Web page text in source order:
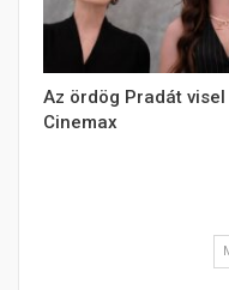
Az ördög Pradát visel
Cinemax